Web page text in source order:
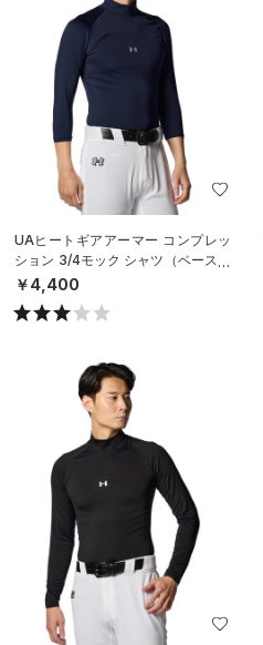
UAヒートギアアーマー コンプレッ
ション 3/4モック シャツ（ベースボ
ール/MEN）
￥4,400